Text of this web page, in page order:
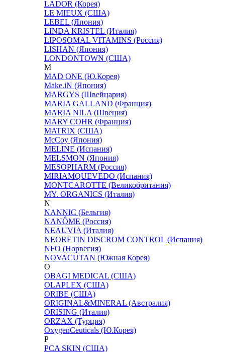
LADOR (Корея)
LE MIEUX (США)
LEBEL (Япония)
LINDA KRISTEL (Италия)
LIPOSOMAL VITAMINS (Россия)
LISHAN (Япония)
LONDONTOWN (США)
M
MAD ONE (Ю.Корея)
Make.iN (Япония)
MARGYS (Швейцария)
MARIA GALLAND (Франция)
MARIA NILA (Швеция)
MARY COHR (Франция)
MATRIX (США)
McCoy (Япония)
MELINE (Испания)
MELSMON (Япония)
MESOPHARM (Россия)
MIRIAMQUEVEDO (Испания)
MONTCAROTTE (Великобритания)
MY. ORGANICS (Италия)
N
NANNIC (Бельгия)
NANÔME (Россия)
NEAUVIA (Италия)
NEORETIN DISCROM CONTROL (Испания)
NFO (Норвегия)
NOVACUTAN (Южная Корея)
O
OBAGI MEDICAL (США)
OLAPLEX (США)
ORIBE (США)
ORIGINAL&MINERAL (Австралия)
ORISING (Италия)
ORZAX (Турция)
OxygenCeuticals (Ю.Корея)
P
PCA SKIN (США)